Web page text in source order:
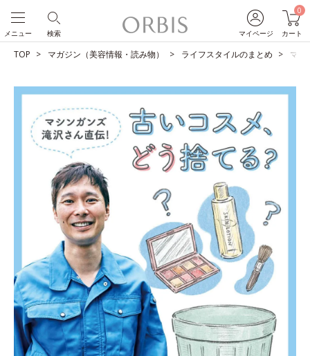
マイページ
0
カート
検索
メニュー
TOP マガジン（美容情報・読み物） ライフスタイルのまとめ マシ